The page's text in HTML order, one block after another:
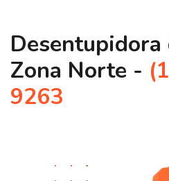
Desentupidora
Zona Norte -
9263